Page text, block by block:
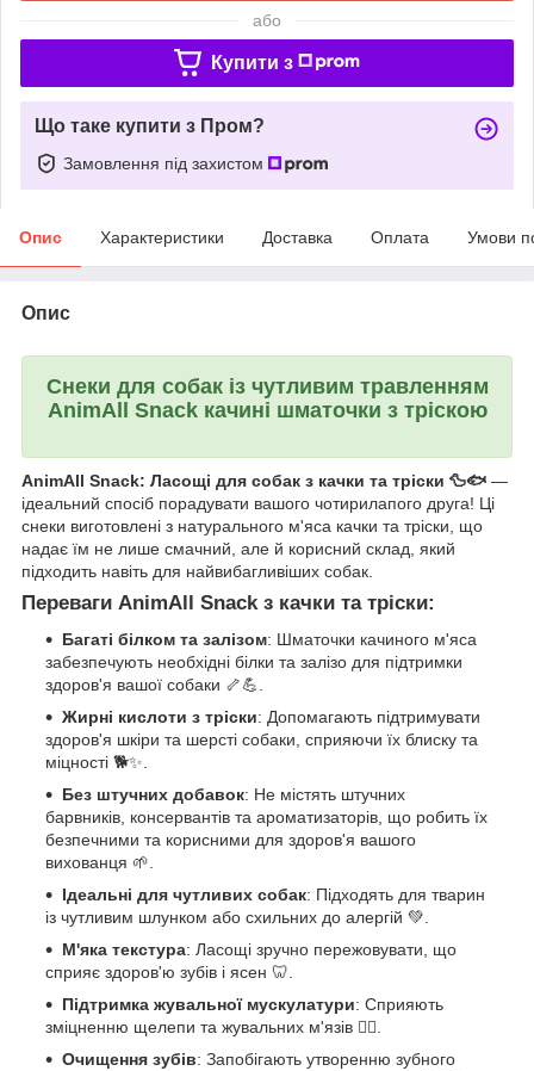
або
Купити з
Що таке купити з Пром?
Замовлення під захистом
Опис Характеристики Доставка Оплата Умови
Опис
Снеки для собак із чутливим травленням
AnimAll Snack качині шматочки з тріскою
AnimAll Snack: Ласощі для собак з качки та тріски 🦆🐟 —
ідеальний спосіб порадувати вашого чотирилапого друга! Ці
снеки виготовлені з натурального м'яса качки та тріски, що
надає їм не лише смачний, але й корисний склад, який
підходить навіть для найвибагливіших собак.
Переваги AnimAll Snack з качки та тріски:
Багаті білком та залізом: Шматочки качиного м'яса
забезпечують необхідні білки та залізо для підтримки
здоров'я вашої собаки 🦴💪.
Жирні кислоти з тріски: Допомагають підтримувати
здоров'я шкіри та шерсті собаки, сприяючи їх блиску та
міцності 🐕✨.
Без штучних добавок: Не містять штучних
барвників, консервантів та ароматизаторів, що робить їх
безпечними та корисними для здоров'я вашого
вихованця 🌱.
Ідеальні для чутливих собак: Підходять для тварин
із чутливим шлунком або схильних до алергій 💚.
М'яка текстура: Ласощі зручно пережовувати, що
сприяє здоров'ю зубів і ясен 🦷.
Підтримка жувальної мускулатури: Сприяють
зміцненню щелепи та жувальних м'язів 🏋️‍♂️.
Очищення зубів: Запобігають утворенню зубного